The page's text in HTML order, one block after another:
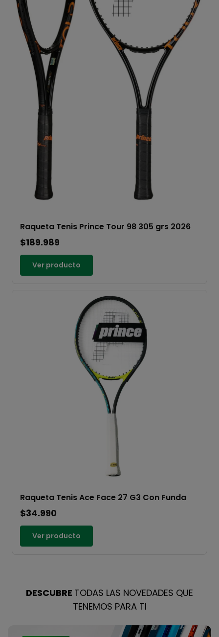
Raqueta Tenis Prince Tour 98 305 grs 2026
$189.989
Ver producto
Raqueta Tenis Ace Face 27 G3 Con Funda
$34.990
Ver producto
DESCUBRE TODAS LAS NOVEDADES QUE
TENEMOS PARA TI